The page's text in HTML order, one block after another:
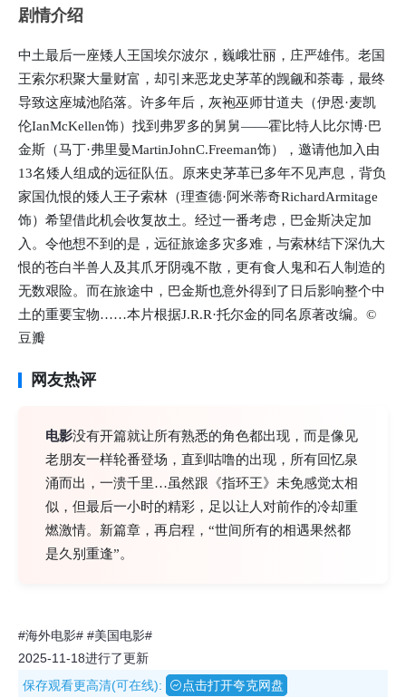
剧情介绍
中土最后一座矮人王国埃尔波尔，巍峨壮丽，庄严雄伟。老国
王索尔积聚大量财富，却引来恶龙史茅革的觊觎和荼毒，最终
导致这座城池陷落。许多年后，灰袍巫师甘道夫（伊恩·麦凯
伦IanMcKellen饰）找到弗罗多的舅舅——霍比特人比尔博·巴
金斯（马丁·弗里曼MartinJohnC.Freeman饰），邀请他加入由
13名矮人组成的远征队伍。原来史茅革已多年不见声息，背负
家国仇恨的矮人王子索林（理查德·阿米蒂奇RichardArmitage
饰）希望借此机会收复故土。经过一番考虑，巴金斯决定加
入。令他想不到的是，远征旅途多灾多难，与索林结下深仇大
恨的苍白半兽人及其爪牙阴魂不散，更有食人鬼和石人制造的
无数艰险。而在旅途中，巴金斯也意外得到了日后影响整个中
土的重要宝物……本片根据J.R.R·托尔金的同名原著改编。©
豆瓣
网友热评
电影没有开篇就让所有熟悉的角色都出现，而是像见
老朋友一样轮番登场，直到咕噜的出现，所有回忆泉
涌而出，一溃千里…虽然跟《指环王》未免感觉太相
似，但最后一小时的精彩，足以让人对前作的冷却重
燃激情。新篇章，再启程，“世间所有的相遇果然都
是久别重逢”。
#海外电影# #美国电影#
2025-11-18进行了更新
保存观看更高清(可在线):
点击打开夸克网盘